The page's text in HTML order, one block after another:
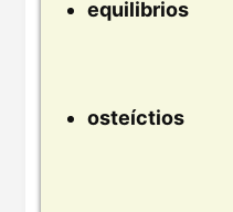
equilibrios
osteíctios